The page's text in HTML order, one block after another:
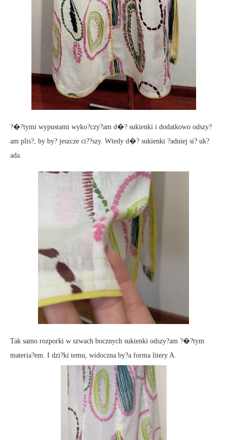
?�?tymi wypustami wyko?czy?am d�? sukienki i dodatkowo odszy?
am plis?, by by? jeszcze ci??szy. Wtedy d�? sukienki ?adniej si? uk?
ada.
Tak samo rozporki w szwach bocznych sukienki odszy?am ?�?tym
materia?em. I dzi?ki temu, widoczna by?a forma litery A.